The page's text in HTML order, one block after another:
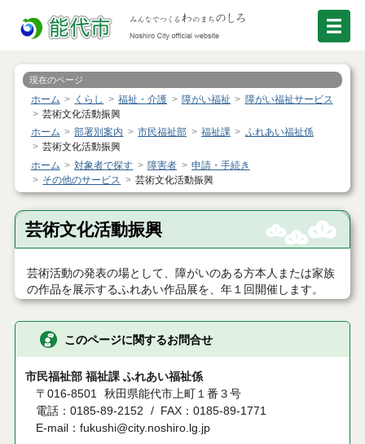
現在のページ
ホーム くらし 福祉・介護 障がい福祉
障がい福祉サービス
芸術文化活動振興
ホーム
部署別案内 市民福祉部 福祉課
ふれあい福祉係
芸術文化活動振興
ホーム
対象者で探す 障害者
申請・手続き
その他のサービス
芸術文化活動振興
芸術文化活動振興
芸術活動の発表の場として、障がいのある方本人または家族
の作品を展示するふれあい作品展を、年１回開催します。
このページに関するお問合せ
市民福祉部 福祉課 ふれあい福祉係
〒016-8501 秋田県能代市上町１番３号
電話：0185-89-2152
FAX：0185-89-1771
E-mail：fukushi@city.noshiro.lg.jp